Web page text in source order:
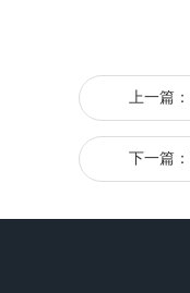
上一篇：
下一篇：